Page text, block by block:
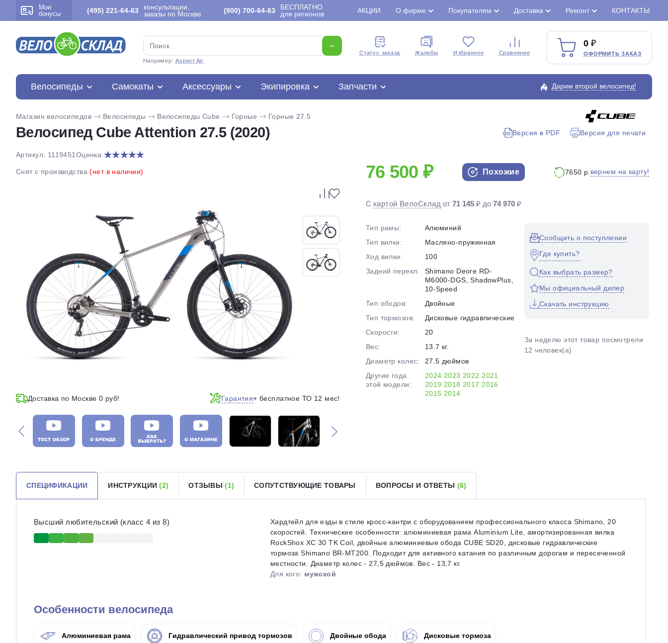
Мои
бонусы
(495) 221-64-63
консультации,
заказы по Москве
(800) 700-64-63
БЕСПЛАТНО
для регионов
АКЦИИ О фирме Покупателям Доставка Ремонт КОНТАКТЫ
Например:Aspect Air
Cтатус заказа Жалобы Избранное Сравнение
0
ОФОРМИТЬ ЗАКАЗ
Велосипеды Самокаты Аксессуары Экипировка Запчасти Дарим второй велосипед!
Магазин велосипедов Велосипеды Велосипеды Cube Горные Горные 27.5
Велосипед Cube Attention 27.5 (2020) Версия в PDF Версия для печати
Артикул: 1119451 Оценка:
Снят с производства(нет в наличии)
Доставка по Москве 0 руб! Гарантия+ бесплатное ТО 12 мес!
76 500 ₽ Похожие 7650 р. вернем на карту!
С картой ВелоСклад от71 145 ₽ до74 970 ₽
Тип рамы:
Алюминий
Тип вилки:
Масляно-пружинная
Ход вилки:
100
Задний перекл:
Shimano Deore RD-
M6000-DGS, ShadowPlus,
10-Speed
Тип ободов:
Двойные
Тип тормозов:
Дисковые гидравлические
Скорости:
20
Вес:
13.7 кг.
Диаметр колес:
27.5 дюймов
Другие года
этой модели:
2024 2023 2022 2021
2019 2018 2017 2016
2015 2014
Сообщить о поступлении
Где купить?
Как выбрать размер?
Мы официальный дилер
Скачать инструкцию
За неделю этот товар посмотрели
12 человек(а)
СПЕЦИФИКАЦИИ ИНСТРУКЦИИ(2) ОТЗЫВЫ(1) СОПУТСТВУЮЩИЕ ТОВАРЫ ВОПРОСЫ И ОТВЕТЫ (6)
Высший любительский (класс 4 из 8)
Хардтейл для езды в стиле кросс-кантри с оборудованием профессионального класса Shimano, 20
скоростей. Технические особенности: алюминиевая рама Aluminium Lite, амортизированная вилка
RockShox XC 30 TK Coil, двойные алюминиевые обода CUBE SD20, дисковые гидравлические
тормоза Shimano BR-MT200. Подходит для активного катания по различным дорогам и пересеченной
местности. Диаметр колес - 27,5 дюймов. Вес - 13,7 кг.
Для кого: мужской
Особенности велосипеда
Алюминиевая рама Гидравлический привод тормозов Двойные обода Дисковые тормоза
Разбейте
оплату
на части
без переплат
График платежей
Сегодня
25%
в корзину
Оплачивайте сегодня только
25% картой любого банка
Подробнееоб оплате Плайтом
раз в 2